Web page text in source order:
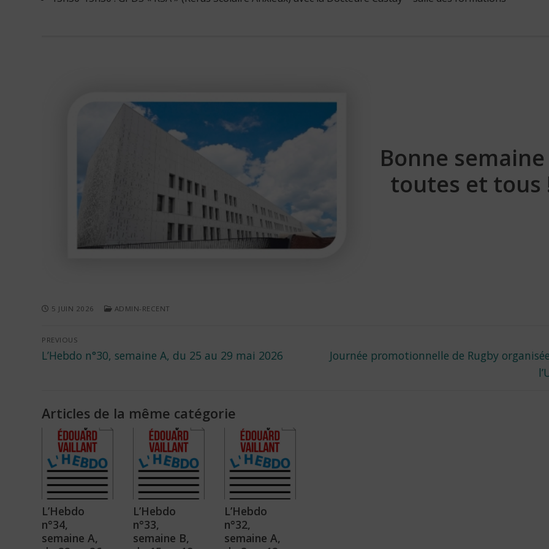
Bonne
toutes et tous
5 JUIN 2026 ADMIN-RECENT
Navigation
de
PREVIOUS
Previous
L’Hebdo n°30, semaine A, du 25 au 29 mai 2026
Next
Journée promotionnelle de Rugby
Articles de la même catégorie
L’Hebdo
n°34,
semaine A,
L’Hebdo
n°33,
semaine B,
L’Hebdo
n°32,
semaine A,